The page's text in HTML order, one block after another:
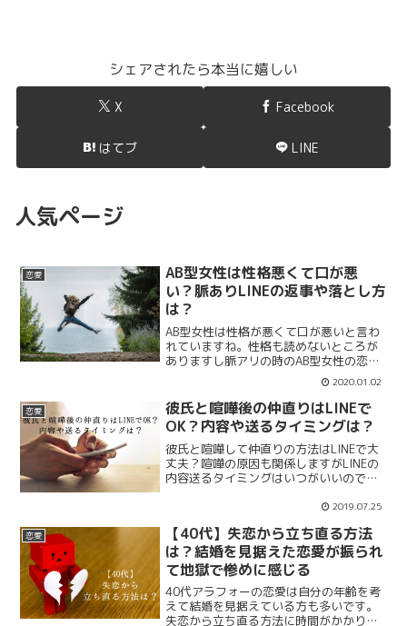
シェアされたら本当に嬉しい
X Facebook
はてブ LINE
人気ページ
恋愛
AB型女性は性格悪くて口が悪
い？脈ありLINEの返事や落とし方
は？
AB型女性は性格が悪くて口が悪いと言わ
れていますね。性格も読めないところが
ありますし脈アリの時のAB型女性の恋愛
態度はどのようなものなのでしょうか？
脈アリの時のLINEの返事や落とし方につ
いてまとめていきます。恋愛態度や特
徴、性格や脈あり時の落とし方を紹介。
2020.01.02
恋愛
彼氏と喧嘩後の仲直りはLINEで
OK？内容や送るタイミングは？
彼氏と喧嘩して仲直りの方法はLINEで大
丈夫？喧嘩の原因も関係しますがLINEの
内容送るタイミングはいつがいいのでし
次第で交際が続くのか破局してしまうの
LINEで仲直りについて紹介します。
2019.07.25
恋愛
【40代】失恋から立ち直る方法
は？結婚を見据えた恋愛が振られ
て地獄で惨めに感じる
40代アラフォーの恋愛は自分の年齢を考
えて結婚を見据えている方も多いです。
失恋から立ち直る方法に時間がかかり自